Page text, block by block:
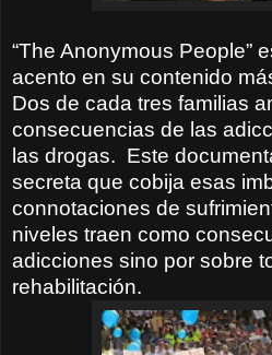
“The Anonymous People”
acento en su contenido
Dos de cada tres familias
consecuencias de las
las drogas. Este
secreta que cobija esas
connotaciones de
niveles traen como
adicciones sino por sobre
rehabilitación.